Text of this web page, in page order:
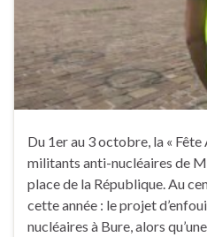
Du 1er au 3 octobre, la «
militants anti-nucléaires de
place de la République. Au
cette année : le projet
nucléaires à Bure, alors